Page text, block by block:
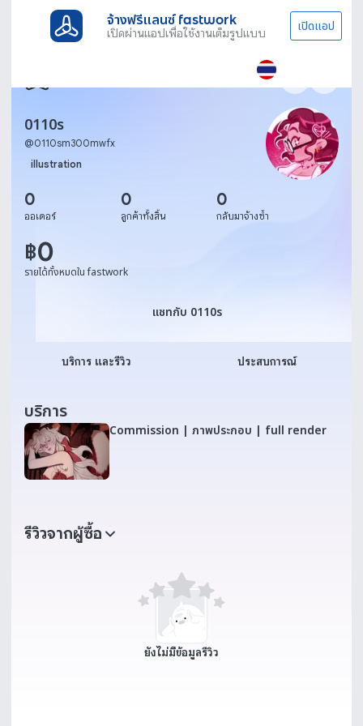
จ้างฟรีแลนซ์ fastwork
เปิดผ่านแอปเพื่อใช้งานเต็มรูปแบบ เปิดแอป
0110s
@0110sm300mwfx
illustration
0
ออเดอร์
0
ลูกค้าทั้งสิ้น
0
กลับมาจ้างซ้ำ
฿0
รายได้ทั้งหมดใน fastwork
แชทกับ 0110sแชทกับ 0110s
บริการ และรีวิว ประสบการณ์
บริการ
Commission | ภาพประกอบ | full render
รีวิวจากผู้ซื้อ
ยังไม่มีข้อมูลรีวิว